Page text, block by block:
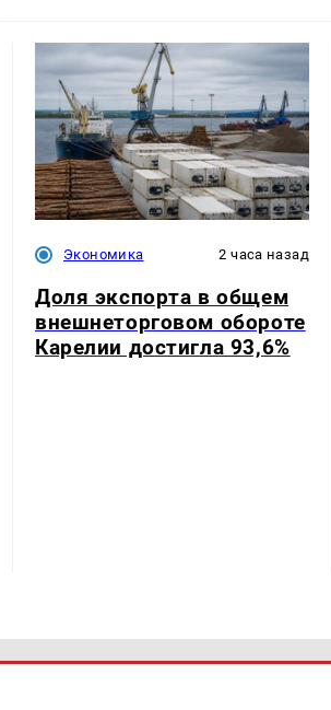
Экономика 2 часа назад
Доля экспорта в общем
внешнеторговом обороте
Карелии достигла 93,6%